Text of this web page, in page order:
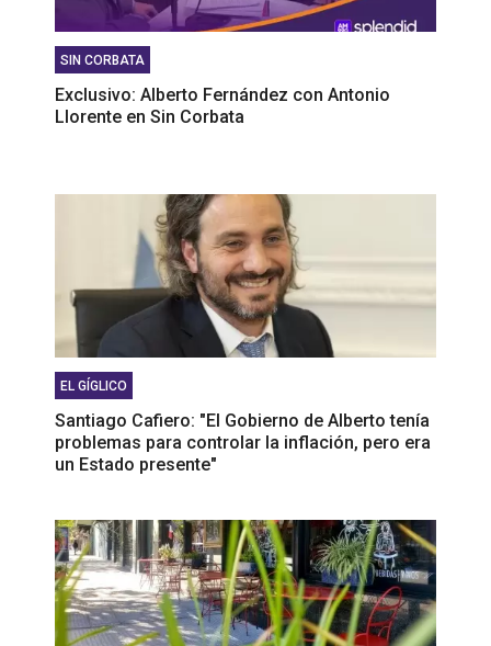
SIN CORBATA
Exclusivo: Alberto Fernández con Antonio
Llorente en Sin Corbata
EL GÍGLICO
Santiago Cafiero: "El Gobierno de Alberto tenía
problemas para controlar la inflación, pero era
un Estado presente"